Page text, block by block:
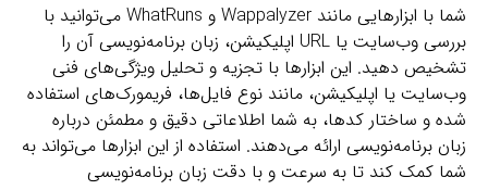
شما با ابزارهایی مانند Wappalyzer و WhatRuns می‌توانید با
بررسی وب‌سایت یا URL اپلیکیشن، زبان برنامه‌نویسی آن را
تشخیص دهید. این ابزارها با تجزیه و تحلیل ویژگی‌های فنی
وب‌سایت یا اپلیکیشن، مانند نوع فایل‌ها، فریمورک‌های استفاده
شده و ساختار کدها، به شما اطلاعاتی دقیق و مطمئن درباره
زبان برنامه‌نویسی ارائه می‌دهند. استفاده از این ابزارها می‌تواند به
شما کمک کند تا به سرعت و با دقت زبان برنامه‌نویسی